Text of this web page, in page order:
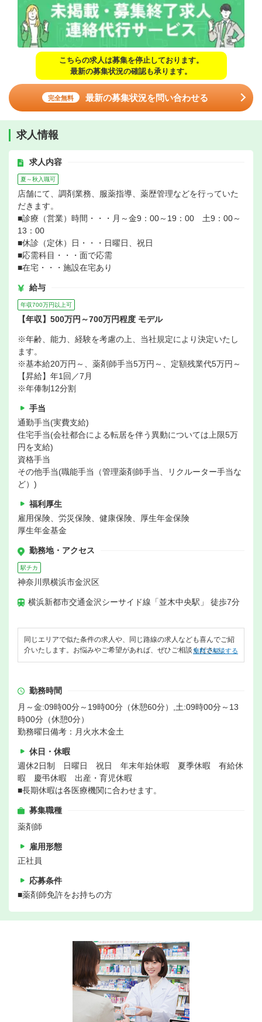
こちらの求人は募集を停止しております。
最新の募集状況の確認も承ります。
完全無料 最新の募集状況を問い合わせる
求人情報
求人内容
夏～秋入職可
店舗にて、調剤業務、服薬指導、薬歴管理などを行っていた
だきます。
■診療（営業）時間・・・月～金9：00～19：00 土9：00～
13：00
■休診（定休）日・・・日曜日、祝日
■応需科目・・・面で応需
■在宅・・・施設在宅あり
給与
年収700万円以上可
【年収】500万円～700万円程度 モデル
※年齢、能力、経験を考慮の上、当社規定により決定いたし
ます。
※基本給20万円～、薬剤師手当5万円～、定額残業代5万円～
【昇給】年1回／7月
※年俸制12分割
手当
通勤手当(実費支給)
住宅手当(会社都合による転居を伴う異動については上限5万
円を支給)
資格手当
その他手当(職能手当（管理薬剤師手当、リクルーター手当な
ど）)
福利厚生
雇用保険、労災保険、健康保険、厚生年金保険
厚生年金基金
勤務地・アクセス
駅チカ
神奈川県横浜市金沢区
横浜新都市交通金沢シーサイド線「並木中央駅」 徒歩7分
同じエリアで似た条件の求人や、同じ路線の求人なども喜んでご紹
介いたします。お悩みやご希望があれば、ぜひご相談ください。
無料で相談する
勤務時間
月～金:09時00分～19時00分（休憩60分）,土:09時00分～13
時00分（休憩0分）
勤務曜日備考：月火水木金土
休日・休暇
週休2日制 日曜日 祝日 年末年始休暇 夏季休暇 有給休
暇 慶弔休暇 出産・育児休暇
■長期休暇は各医療機関に合わせます。
募集職種
薬剤師
雇用形態
正社員
応募条件
■薬剤師免許をお持ちの方